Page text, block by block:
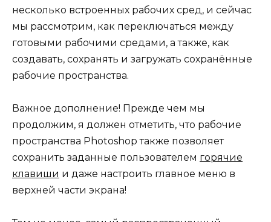
несколько встроенных рабочих сред, и сейчас
мы рассмотрим, как переключаться между
готовыми рабочими средами, а также, как
создавать, сохранять и загружать сохранённые
рабочие пространства.
Важное дополнение! Прежде чем мы
продолжим, я должен отметить, что рабочие
пространства Photoshop также позволяет
сохранить заданные пользователем горячие
клавиши и даже настроить главное меню в
верхней части экрана!